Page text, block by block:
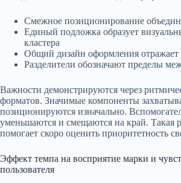
Смежное позиционирование
Единый подложка образует
кластера
Общий дизайн оформления
Разделители обозначают пределы
Важности демонстрируются через
форматов. Значимые компоненты
позиционируются изначально.
уменьшаются и смещаются на край. Такая
помогает скоро оценить приоритетность
Эффект темпа на восприятие марки и
пользователя